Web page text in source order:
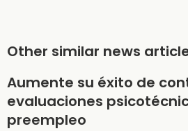
Other similar news
Aumente su éxito de
evaluaciones
preempleo